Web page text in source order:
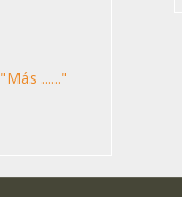
"Más ......"